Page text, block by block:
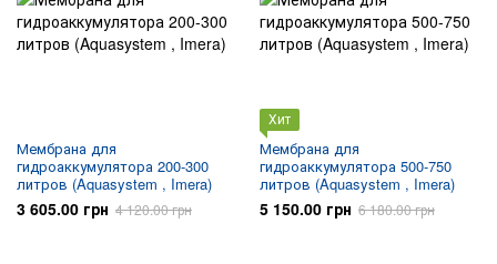
Мембрана для
гидроаккумулятора 200-300
литров (Aquasystem , Imera)
3 605.00 грн 4 120.00 грн
Хит
Мембрана для
гидроаккумулятора 500-750
литров (Aquasystem , Imera)
5 150.00 грн 6 180.00 грн